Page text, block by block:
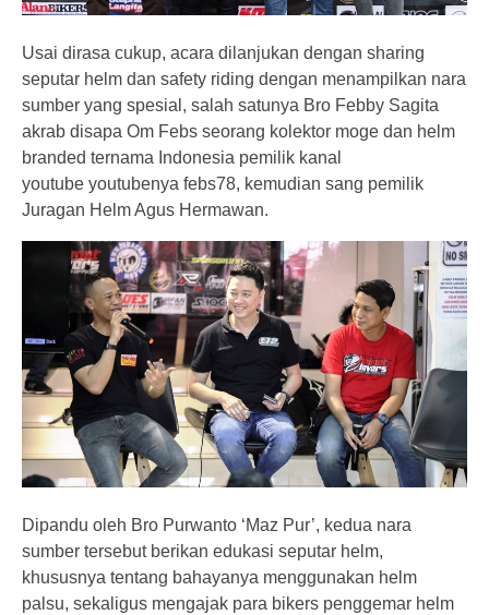
Usai dirasa cukup, acara dilanjukan dengan sharing
seputar helm dan safety riding dengan menampilkan nara
sumber yang spesial, salah satunya Bro Febby Sagita
akrab disapa Om Febs seorang kolektor moge dan helm
branded ternama Indonesia pemilik kanal
youtube youtubenya febs78, kemudian sang pemilik
Juragan Helm Agus Hermawan.
Dipandu oleh Bro Purwanto ‘Maz Pur’, kedua nara
sumber tersebut berikan edukasi seputar helm,
khususnya tentang bahayanya menggunakan helm
palsu, sekaligus mengajak para bikers penggemar helm